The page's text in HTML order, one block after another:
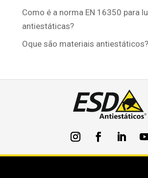
Como é a norma EN 16350 para
antiestáticas?
Oque são materiais antiestáticos?